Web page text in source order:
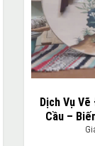
Dịch Vụ
Cầu –